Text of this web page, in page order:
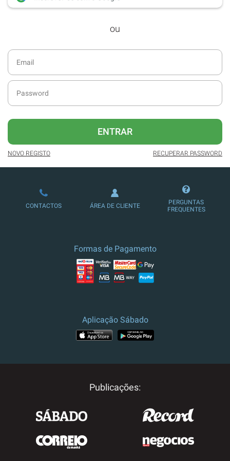
desde dezembro de 2016.
Acesso ao formato digital da SÁBADO
SÁBADO.
diário da atualidade.
publicidade reduzida e não invasiva
no site.
Possibilidade de ler e/ou ouvir artigos.
Ofertas e descontos em produtos,
serviços, eventos desportivos e
ou
ENTRAR
NOVO REGISTO RECUPERAR PASSWORD
CONTACTOS ÁREA DE CLIENTE
PERGUNTAS
FREQUENTES
Formas de Pagamento
Aplicação Sábado
Publicações: